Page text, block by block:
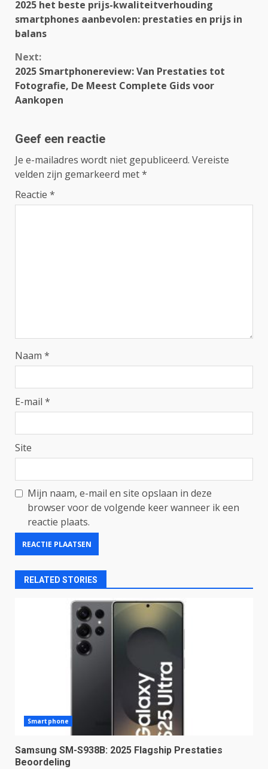
Reading
2025 het beste prijs-kwaliteitverhouding
smartphones aanbevolen: prestaties en prijs in
balans
Next:
2025 Smartphonereview: Van Prestaties tot
Fotografie, De Meest Complete Gids voor
Aankopen
Geef een reactie
Je e-mailadres wordt niet gepubliceerd. Vereiste
velden zijn gemarkeerd met*
Reactie *
Naam *
E-mail *
Site
Mijn naam, e-mail en site opslaan in deze
browser voor de volgende keer wanneer ik een
reactie plaats.
RELATED STORIES
Smartphone
Samsung SM-S938B: 2025 Flagship Prestaties
Beoordeling